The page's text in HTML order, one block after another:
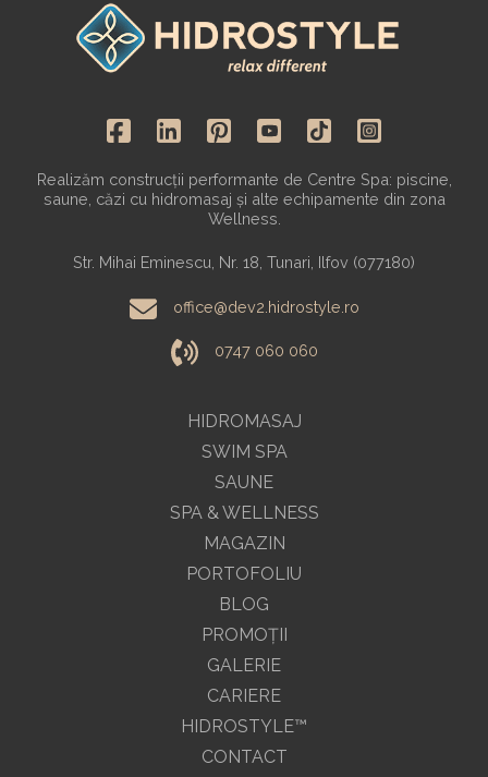
HIDROMASAJ
SWIM SPA
SAUNE
SPA & WELLNESS
MAGAZIN
Realizăm construcții performante de Centre Spa: piscine,
saune, căzi cu hidromasaj și alte echipamente din zona
Wellness.
Str. Mihai Eminescu, Nr. 18, Tunari, Ilfov (077180)
office@dev2.hidrostyle.ro
0747 060 060
PORTOFOLIU
BLOG
PROMOŢII
GALERIE
CARIERE
HIDROSTYLE™
CONTACT